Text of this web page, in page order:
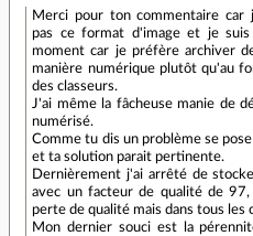
Merci pour ton commentaire car
pas ce format d'image et je
moment car je préfère archiver
manière numérique plutôt qu'au
des classeurs.
J'ai même la fâcheuse manie de
numérisé.
Comme tu dis un problème se
et ta solution parait pertinente.
Dernièrement j'ai arrêté de
avec un facteur de qualité de
perte de qualité mais dans tous les
Mon dernier souci est la